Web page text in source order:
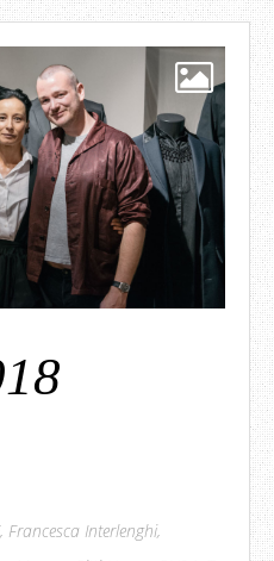
, Francesca Interlenghi,